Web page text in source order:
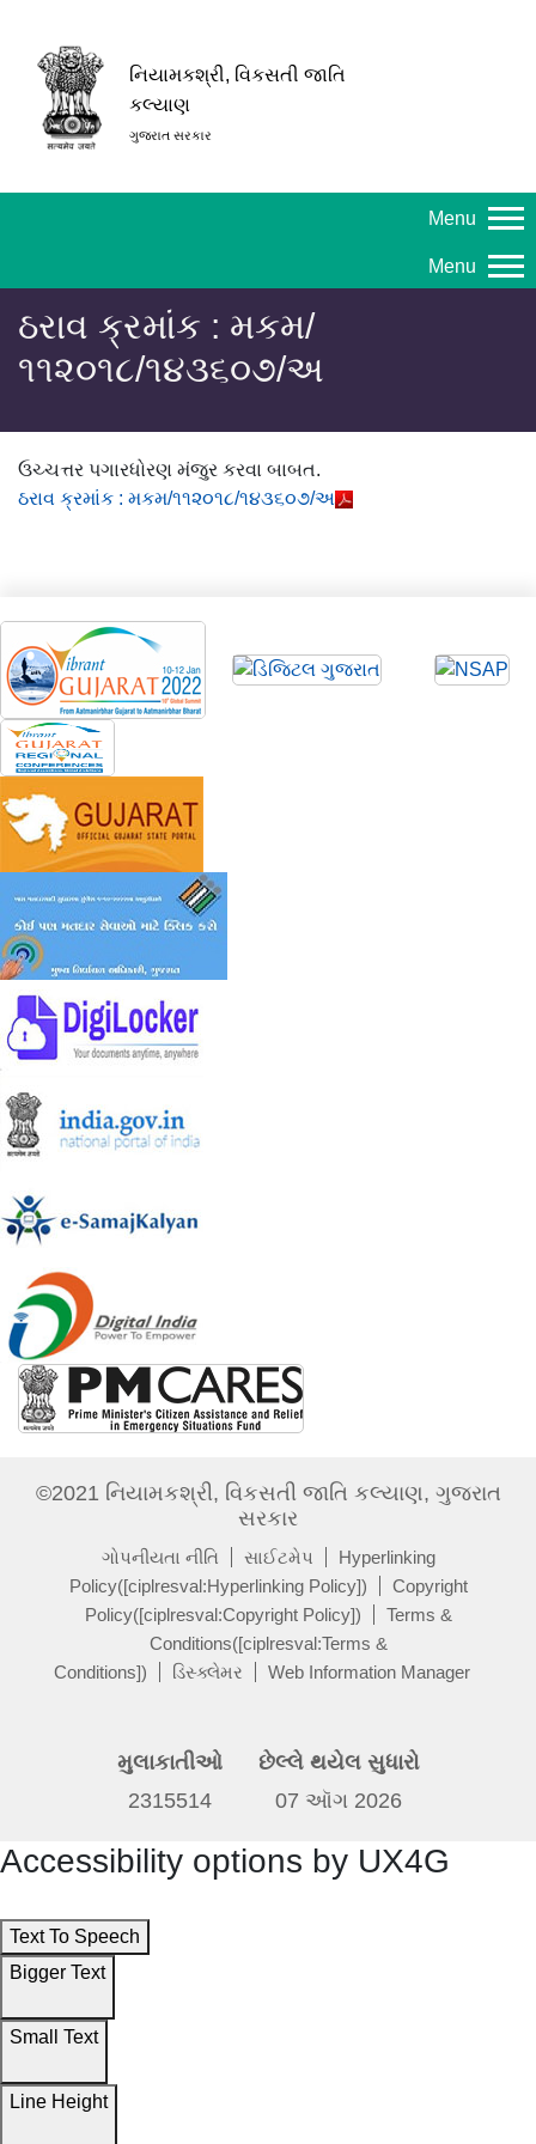
નિયામકશ્રી, વિકસતી જાતિ
કલ્યાણ
ગુજરાત સરકાર
Menu
Menu
ઠરાવ ક્રમાંક : મકમ/
૧૧૨૦૧૮/૧૪૩૬૦૭/અ
ઉચ્ચત્તર પગારધોરણ મંજુર કરવા બાબત.
ઠરાવ ક્રમાંક : મકમ/૧૧૨૦૧૮/૧૪૩૬૦૭/અ
©2021 નિયામકશ્રી, વિકસતી જાતિ કલ્યાણ, ગુજરાત
સરકાર
ગોપનીયતા નીતિ સાઈટમેપ
Hyperlinking
Policy([ciplresval:Hyperlinking Policy])
Copyright
Policy([ciplresval:Copyright Policy])
Terms &
Conditions([ciplresval:Terms &
Conditions])
ડિસ્ક્લેમર Web Information Manager
મુલાકાતીઓ
2315514
છેલ્લે થયેલ સુધારો
07 ઑગ 2026
Accessibility options by UX4G
Text To Speech
Bigger Text
Small Text
Line Height